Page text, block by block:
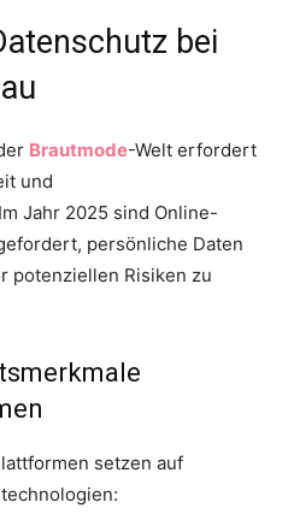
bei
Brautmode-Welt erfordert
und
Jahr 2025 sind Online-
persönliche Daten
potenziellen Risiken zu
setzen auf